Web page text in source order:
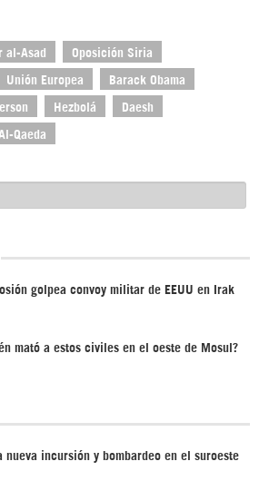
al-Asad Oposición Siria
Unión Europea Barack Obama
Hezbolá Daesh
Al-Qaeda
golpea convoy militar de EEUU en Irak
mató a estos civiles en el oeste de Mosul?
nueva incursión y bombardeo en el suroeste